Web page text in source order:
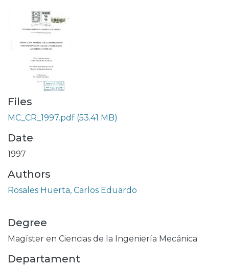
Files
MC_CR_1997.pdf (53.41 MB)
Date
1997
Authors
Rosales Huerta, Carlos Eduardo
Degree
Magíster en Ciencias de la Ingeniería Mecánica
Departament